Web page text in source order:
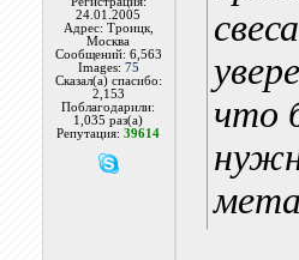
24.01.2005
Адрес: Троицк,
Москва
Сообщений: 6,563
Images: 75
Сказал(а) спасибо:
2,153
Поблагодарили:
1,035 раз(а)
Репутация:39614
что